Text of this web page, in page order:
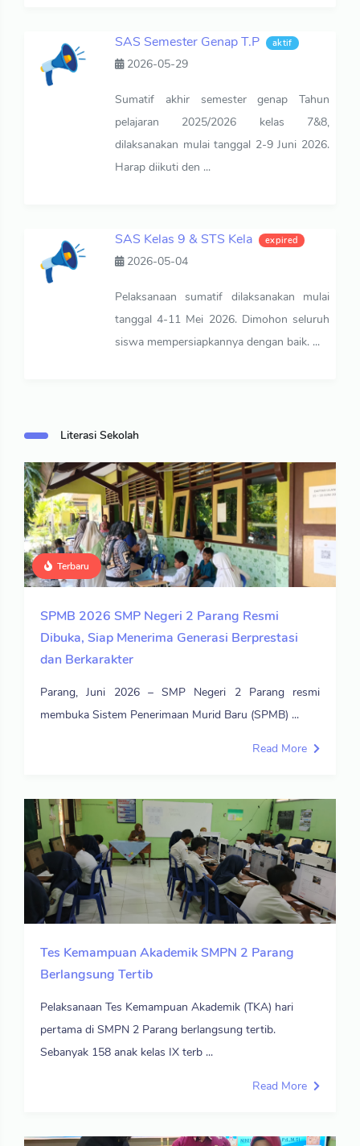
SAS Semester Genap T.P aktif
2026-05-29
Sumatif akhir semester genap Tahun
pelajaran 2025/2026 kelas 7&8,
dilaksanakan mulai tanggal 2-9 Juni 2026.
Harap diikuti den ...
SAS Kelas 9 & STS Kela expired
2026-05-04
Pelaksanaan sumatif dilaksanakan mulai
tanggal 4-11 Mei 2026. Dimohon seluruh
siswa mempersiapkannya dengan baik. ...
Literasi Sekolah
Terbaru
SPMB 2026 SMP Negeri 2 Parang Resmi
Dibuka, Siap Menerima Generasi Berprestasi
dan Berkarakter
Parang, Juni 2026 – SMP Negeri 2 Parang resmi
membuka Sistem Penerimaan Murid Baru (SPMB) ...
Read More
Tes Kemampuan Akademik SMPN 2 Parang
Berlangsung Tertib
Pelaksanaan Tes Kemampuan Akademik (TKA) hari
pertama di SMPN 2 Parang berlangsung tertib.
Sebanyak 158 anak kelas IX terb ...
Read More